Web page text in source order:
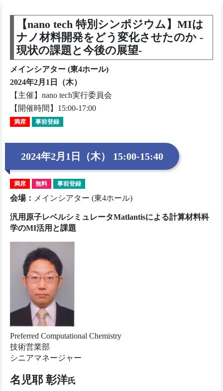
【nano tech 特別シンポジウム】MIは
ナノ材料開発をどう変化させたのか -
現状の課題と今後の展望-
メインシアター (東4ホール)
2024年2月1日（木）
【主催】nano tech実行委員会
【開催時間】15:00-17:00
満席 事前登録
2024年2月1日（木） 15:00-15:40
満席 無料 事前登録
会場： メインシアター (東4ホール)
汎用原子レベルシミュレータMatlantisによる計算材料科
学のMI活用と課題
Preferred Computational Chemistry
技術営業部
シニアマネージャー
名児耶 彰洋氏